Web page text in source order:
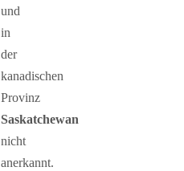
und
in
der
kanadischen
Provinz
Saskatchewan
nicht
anerkannt.